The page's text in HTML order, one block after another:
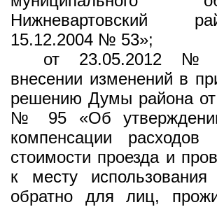
Нижневартовский
15.12.2004 № 53»;
от 23.05.2012
внесении изменений в
решению Думы района от
№ 95 «Об
компенсации расходов
стоимости проезда и
к месту
обратно для лиц,